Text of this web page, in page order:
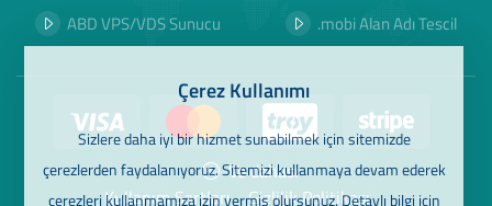
ABD VPS/VDS Sunucu
.mobi Alan Adı Tescil
Ve dahası
Kullanım Şartları
Gizlilik Politikası
Çerez Kullanımı
Sizlere daha iyi bir hizmet sunabilmek için sitemizde
çerezlerden faydalanıyoruz. Sitemizi kullanmaya devam ederek
çerezleri kullanmamıza izin vermiş olursunuz. Detaylı bilgi için